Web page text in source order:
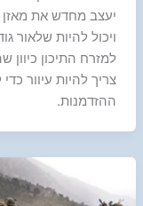
יעצב מחדש את מאזן
ויכול להיות שלאור
למזרח התיכון
צריך להיות עיוור
ההזדמנות.